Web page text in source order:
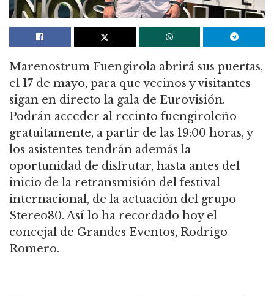
Marenostrum Fuengirola abrirá sus puertas,
el 17 de mayo, para que vecinos y visitantes
sigan en directo la gala de Eurovisión.
Podrán acceder al recinto fuengiroleño
gratuitamente, a partir de las 19:00 horas, y
los asistentes tendrán además la
oportunidad de disfrutar, hasta antes del
inicio de la retransmisión del festival
internacional, de la actuación del grupo
Stereo80. Así lo ha recordado hoy el
concejal de Grandes Eventos, Rodrigo
Romero.